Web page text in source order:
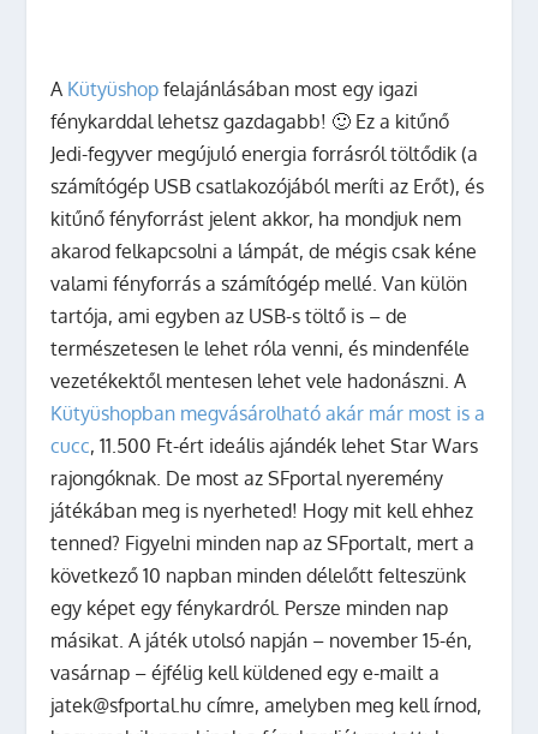
A Kütyüshop felajánlásában most egy igazi
fénykarddal lehetsz gazdagabb! 🙂 Ez a kitűnő
Jedi-fegyver megújuló energia forrásról töltődik (a
számítógép USB csatlakozójából meríti az Erőt), és
kitűnő fényforrást jelent akkor, ha mondjuk nem
akarod felkapcsolni a lámpát, de mégis csak kéne
valami fényforrás a számítógép mellé. Van külön
tartója, ami egyben az USB-s töltő is – de
természetesen le lehet róla venni, és mindenféle
vezetékektől mentesen lehet vele hadonászni. A
Kütyüshopban megvásárolható akár már most is a
cucc, 11.500 Ft-ért ideális ajándék lehet Star Wars
rajongóknak. De most az SFportal nyeremény
játékában meg is nyerheted! Hogy mit kell ehhez
tenned? Figyelni minden nap az SFportalt, mert a
következő 10 napban minden délelőtt felteszünk
egy képet egy fénykardról. Persze minden nap
másikat. A játék utolsó napján – november 15-én,
vasárnap – éjfélig kell küldened egy e-mailt a
jatek@sfportal.hu címre, amelyben meg kell írnod,